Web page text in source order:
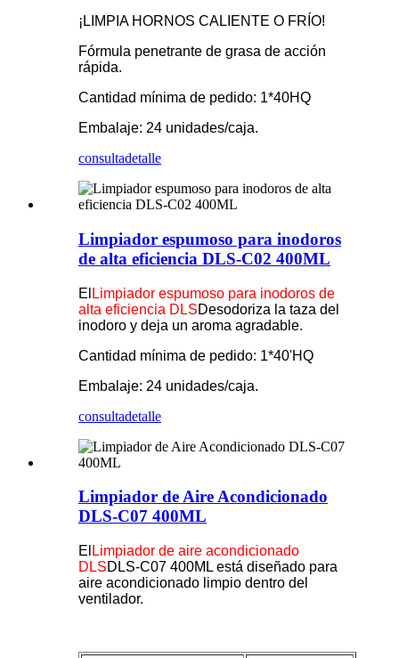
¡LIMPIA HORNOS CALIENTE O FRÍO!
Fórmula penetrante de grasa de acción
rápida.
Cantidad mínima de pedido: 1*40HQ
Embalaje: 24 unidades/caja.
consultadetalle
Limpiador espumoso para inodoros
de alta eficiencia DLS-C02 400ML
El Limpiador espumoso para inodoros de
alta eficiencia DLSDesodoriza la taza del
inodoro y deja un aroma agradable.
Cantidad mínima de pedido: 1*40'HQ
Embalaje: 24 unidades/caja.
consultadetalle
Limpiador de Aire Acondicionado
DLS-C07 400ML
El Limpiador de aire acondicionado
DLSDLS-C07 400ML está diseñado para
aire acondicionado limpio dentro del
ventilador.